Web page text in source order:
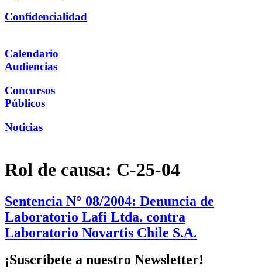
Confidencialidad
Calendario
Audiencias
Concursos
Públicos
Noticias
Rol de causa: C-25-04
Sentencia N° 08/2004: Denuncia de
Laboratorio Lafi Ltda. contra
Laboratorio Novartis Chile S.A.
¡Suscríbete a nuestro Newsletter!